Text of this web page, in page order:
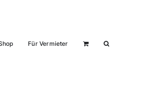
Für Vermieter